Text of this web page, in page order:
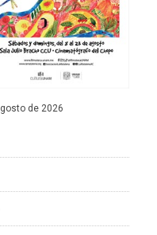
de 2026